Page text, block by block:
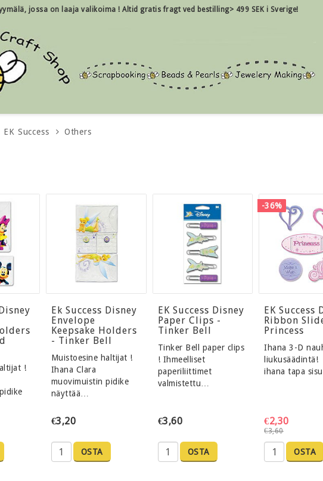
jossa on laaja valikoima ! Altid gratis fragt ved bestilling> 499 SEK i Sverige!
EK Success Others
!
Ek Success Disney
Envelope
Keepsake Holders
- Tinker Bell
Muistoesine haltijat !
Ihana Clara
muovimuistin pidike
näyttää…
€3,20
OSTA
EK Success Disney
Paper Clips -
Tinker Bell
Tinker Bell paper clips
! Ihmeelliset
paperiliittimet
valmistettu…
€3,60
OSTA
-36%
EK Success
Ribbon
Princess
Ihana 3-D
ihana tapa
€3,60
€2,30
OSTA